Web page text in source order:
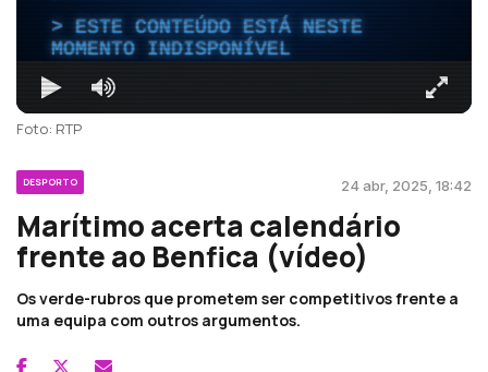
ESTE CONTEÚDO ESTÁ NESTE
MOMENTO INDISPONÍVEL
Foto: RTP
DESPORTO 24 abr, 2025, 18:42
Marítimo acerta calendário
frente ao Benfica (vídeo)
Os verde-rubros que prometem ser competitivos frente a
uma equipa com outros argumentos.